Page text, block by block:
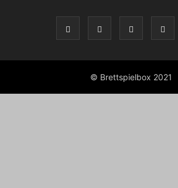
© Brettspielbox 2021